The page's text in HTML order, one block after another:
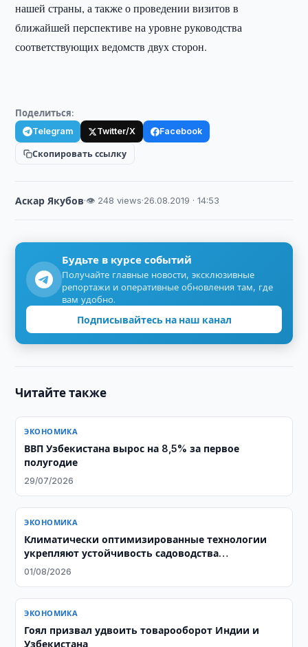
нашей страны, а также о проведении визитов в
ближайшей перспективе на уровне руководства
соответствующих ведомств двух сторон.
Поделиться:
Telegram Twitter/X Facebook
Скопировать ссылку
Аскар Якубов·👁 248 views·26.08.2019 · 14:53
Будьте в курсе событий
Получайте главные новости, эксклюзивные
репортажи и оперативные обновления там, где
вам удобно.
Подписывайтесь на наш канал
Читайте также
ЭКОНОМИКА
ВВП Узбекистана вырос на 8,5% за первое
полугодие
29/07/2026
ЭКОНОМИКА
Климатически оптимизированные технологии
укрепляют устойчивость садоводства
Узбекистана
01/08/2026
ЭКОНОМИКА
Гоял призвал удвоить товарооборот Индии и
Узбекистана